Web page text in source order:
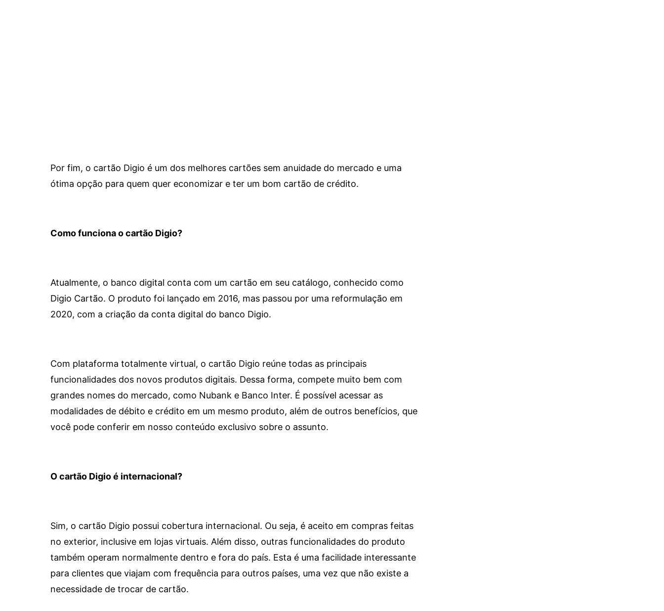
Por fim, o cartão Digio é um dos melhores cartões sem anuidade do mercado e uma
ótima opção para quem quer economizar e ter um bom cartão de crédito.
Como funciona o cartão Digio?
Atualmente, o banco digital conta com um cartão em seu catálogo, conhecido como
Digio Cartão. O produto foi lançado em 2016, mas passou por uma reformulação em
2020, com a criação da conta digital do banco Digio.
Com plataforma totalmente virtual, o cartão Digio reúne todas as principais
funcionalidades dos novos produtos digitais. Dessa forma, compete muito bem com
grandes nomes do mercado, como Nubank e Banco Inter. É possível acessar as
modalidades de débito e crédito em um mesmo produto, além de outros benefícios, que
você pode conferir em nosso conteúdo exclusivo sobre o assunto.
O cartão Digio é internacional?
Sim, o cartão Digio possui cobertura internacional. Ou seja, é aceito em compras feitas
no exterior, inclusive em lojas virtuais. Além disso, outras funcionalidades do produto
também operam normalmente dentro e fora do país. Esta é uma facilidade interessante
para clientes que viajam com frequência para outros países, uma vez que não existe a
necessidade de trocar de cartão.